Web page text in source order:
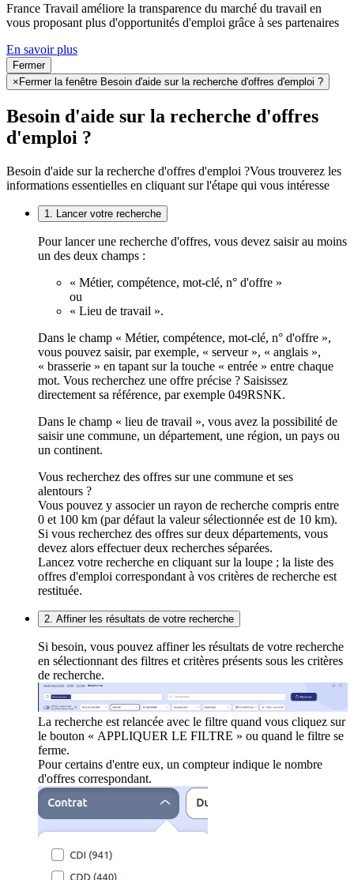
France Travail améliore la transparence du marché du travail en
vous proposant plus d'opportunités d'emploi grâce à ses partenaires
En savoir plus
Fermer
× Fermer la fenêtre Besoin d'aide sur la recherche d'offres d'emploi ?
Besoin d'aide sur la recherche d'offres
d'emploi ?
Besoin d'aide sur la recherche d'offres d'emploi ?Vous trouverez les
informations essentielles en cliquant sur l'étape qui vous intéresse
1. Lancer votre recherche
Pour lancer une recherche d'offres, vous devez saisir au moins
un des deux champs :
« Métier, compétence, mot-clé, n° d'offre »
ou
« Lieu de travail ».
Dans le champ « Métier, compétence, mot-clé, n° d'offre »,
vous pouvez saisir, par exemple, « serveur », « anglais »,
« brasserie » en tapant sur la touche « entrée » entre chaque
mot. Vous recherchez une offre précise ? Saisissez
directement sa référence, par exemple 049RSNK.
Dans le champ « lieu de travail », vous avez la possibilité de
saisir une commune, un département, une région, un pays ou
un continent.
Vous recherchez des offres sur une commune et ses
alentours ?
Vous pouvez y associer un rayon de recherche compris entre
0 et 100 km (par défaut la valeur sélectionnée est de 10 km).
Si vous recherchez des offres sur deux départements, vous
devez alors effectuer deux recherches séparées.
Lancez votre recherche en cliquant sur la loupe ; la liste des
offres d'emploi correspondant à vos critères de recherche est
restituée.
2. Affiner les résultats de votre recherche
Si besoin, vous pouvez affiner les résultats de votre recherche
en sélectionnant des filtres et critères présents sous les critères
de recherche.
La recherche est relancée avec le filtre quand vous cliquez sur
le bouton « APPLIQUER LE FILTRE » ou quand le filtre se
ferme.
Pour certains d'entre eux, un compteur indique le nombre
d'offres correspondant.